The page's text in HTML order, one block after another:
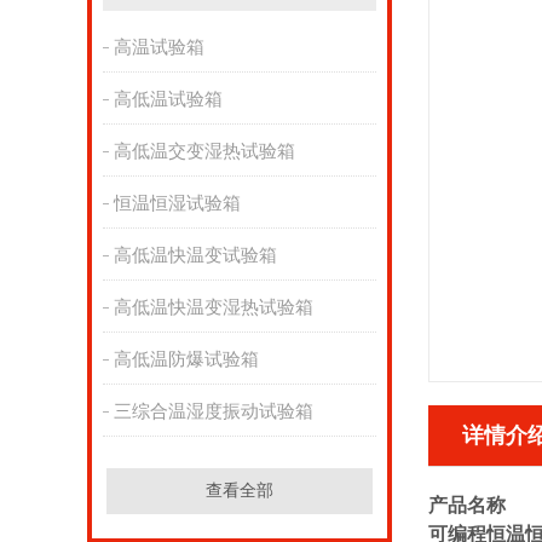
高温试验箱
高低温试验箱
高低温交变湿热试验箱
恒温恒湿试验箱
高低温快温变试验箱
高低温快温变湿热试验箱
高低温防爆试验箱
三综合温湿度振动试验箱
查看全部
详情介
产品名称
可编程恒温